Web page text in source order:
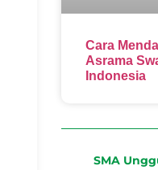
Cara
Asrama
Indonesia
SMA